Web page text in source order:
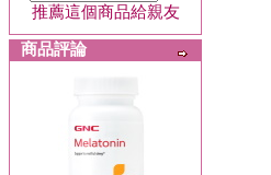
推薦這個商品給親友
商品評論